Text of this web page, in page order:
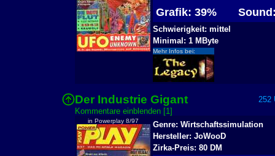
Grafik: 39%
Schwierigkeit: mittel
Minimal: 1 MByte
Mehr Infos bei:
Der Industrie Gigant
252
Kommentare einblenden [1]
in Powerplay 8/97
Genre: Wirtschaftssimulation
Hersteller: JoWooD
Zirka-Preis: 80 DM